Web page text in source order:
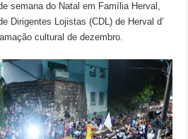
semana do Natal em Família Herval,
Dirigentes Lojistas (CDL) de Herval d’
cultural de dezembro.